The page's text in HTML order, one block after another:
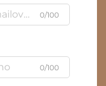
0/100
0/100